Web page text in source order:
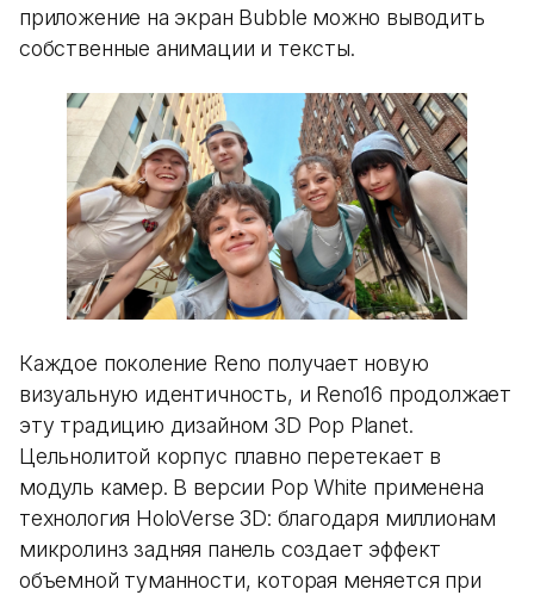
приложение на экран Bubble можно выводить
собственные анимации и тексты.
Каждое поколение Reno получает новую
визуальную идентичность, и Reno16 продолжает
эту традицию дизайном 3D Pop Planet.
Цельнолитой корпус плавно перетекает в
модуль камер. В версии Pop White применена
технология HoloVerse 3D: благодаря миллионам
микролинз задняя панель создает эффект
объемной туманности, которая меняется при